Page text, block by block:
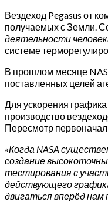
Вездеход Pegasus от
получаемых с Земли.
деятельности
системе
В прошлом месяце
поставленных целей
Для ускорения
производство
Пересмотр
«Когда NASA
создание
тестирования с
действующего
двигаться вперёд нам